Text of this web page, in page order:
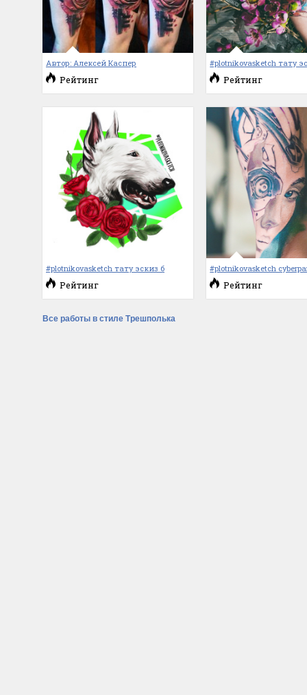
Автор: Алексей Каспер
Рейтинг
#plotnikovasketch тату
Рейтинг
#plotnikovasketch тату эскиз б
Рейтинг
#plotnikovasketch
Рейтинг
Все работы в стиле Трешполька